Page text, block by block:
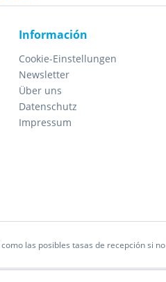
Información
Cookie-Einstellungen
Newsletter
Über uns
Datenschutz
Impressum
las posibles tasas de recepción si